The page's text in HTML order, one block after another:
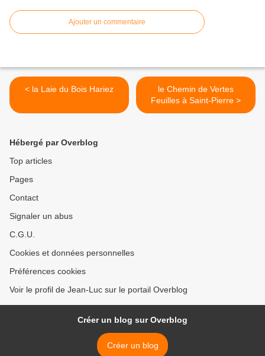
Ajouter un commentaire
< la Laie du Bois Hariez
le Chemin de Vertes
Feuilles à Saint-Pierre >
Hébergé par Overblog
Top articles
Pages
Contact
Signaler un abus
C.G.U.
Cookies et données personnelles
Préférences cookies
Voir le profil de Jean-Luc sur le portail Overblog
Créer un blog sur Overblog
Créer un blog